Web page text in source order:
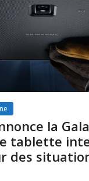
la
tablette
des